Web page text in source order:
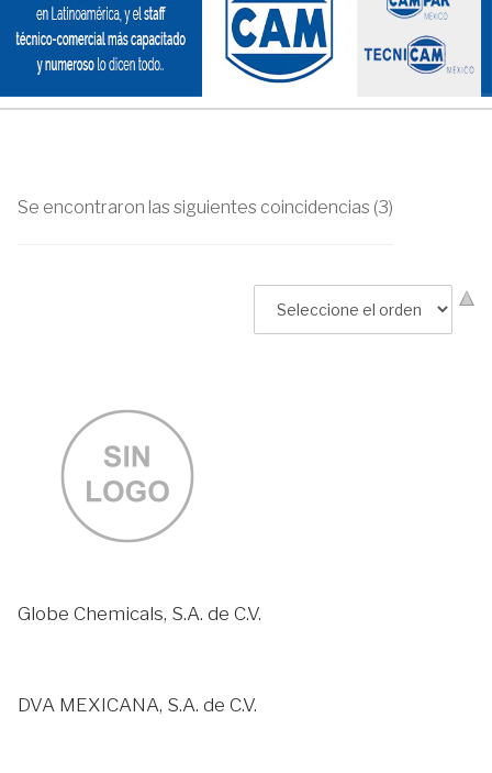
Se encontraron las siguientes coincidencias (3)
Globe Chemicals, S.A. de C.V.
DVA MEXICANA, S.A. de C.V.